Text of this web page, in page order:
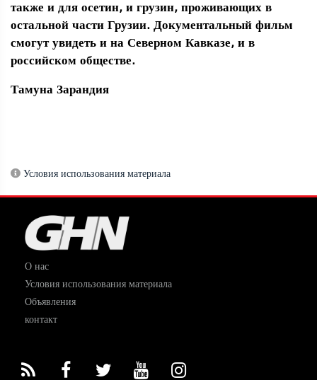
также и для осетин, и грузин, проживающих в
остальной части Грузии. Документальный фильм
смогут увидеть и на Северном Кавказе, и в
российском обществе.
Тамуна Зарандия
Условия использования материала
О нас
Условия использования материала
Объявления
контакт